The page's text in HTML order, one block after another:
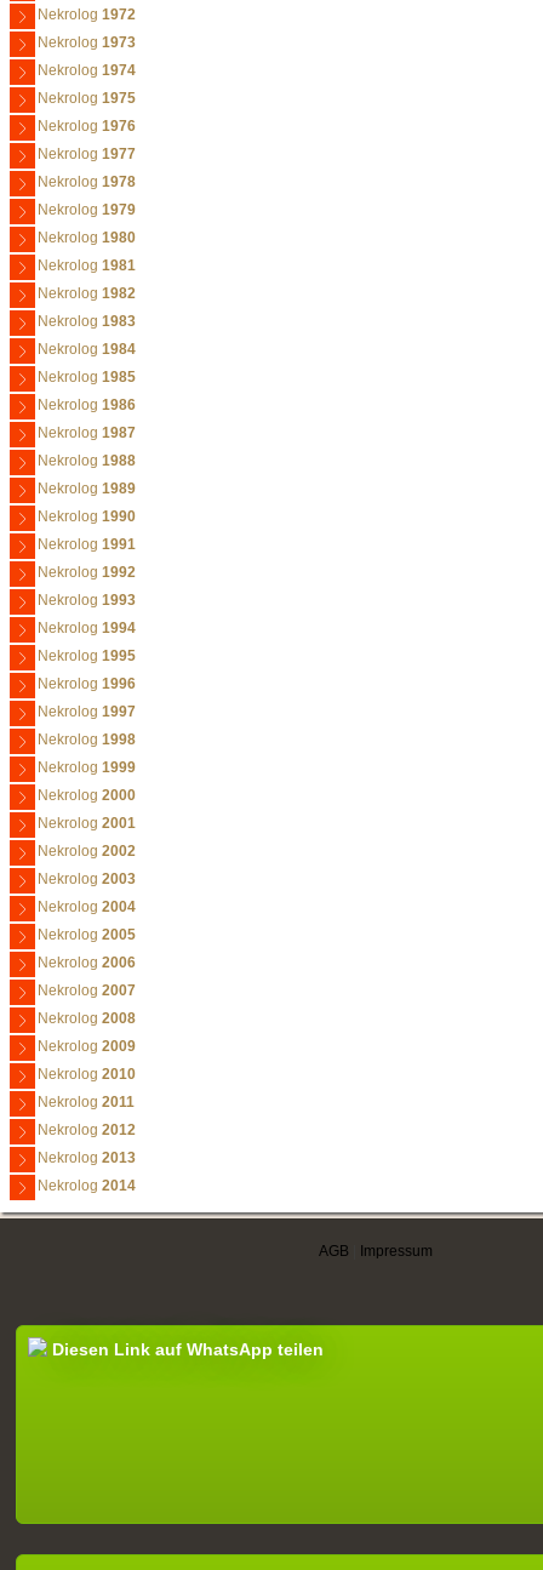
Nekrolog 1972
Nekrolog 1973
Nekrolog 1974
Nekrolog 1975
Nekrolog 1976
Nekrolog 1977
Nekrolog 1978
Nekrolog 1979
Nekrolog 1980
Nekrolog 1981
Nekrolog 1982
Nekrolog 1983
Nekrolog 1984
Nekrolog 1985
Nekrolog 1986
Nekrolog 1987
Nekrolog 1988
Nekrolog 1989
Nekrolog 1990
Nekrolog 1991
Nekrolog 1992
Nekrolog 1993
Nekrolog 1994
Nekrolog 1995
Nekrolog 1996
Nekrolog 1997
Nekrolog 1998
Nekrolog 1999
Nekrolog 2000
Nekrolog 2001
Nekrolog 2002
Nekrolog 2003
Nekrolog 2004
Nekrolog 2005
Nekrolog 2006
Nekrolog 2007
Nekrolog 2008
Nekrolog 2009
Nekrolog 2010
Nekrolog 2011
Nekrolog 2012
Nekrolog 2013
Nekrolog 2014
AGB Impressum
Diesen Link auf WhatsApp teilen